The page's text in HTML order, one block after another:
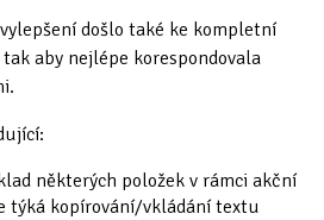
došlo také ke kompletní
aby nejlépe korespondovala
některých položek v rámci akční
týká kopírování/vkládání textu